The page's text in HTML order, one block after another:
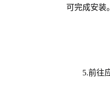
可完成安装。
5.前往